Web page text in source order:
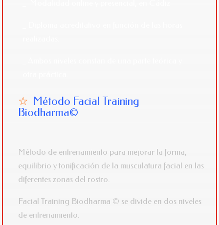
☆ Método Facial Training
Biodharma©
Método de entrenamiento para mejorar la forma,
equilibrio y tonificación de la musculatura facial en las
diferentes zonas del rostro.
Facial Training Biodharma © se divide en dos niveles
de entrenamiento: